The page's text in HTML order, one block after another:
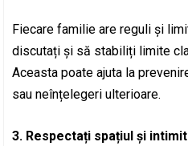
Fiecare familie are reguli și
discutați și să stabiliți limite
Aceasta poate ajuta la
sau neînțelegeri ulterioare.
3. Respectați spațiul și